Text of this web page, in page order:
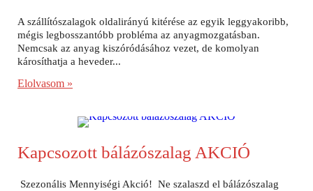
A szállítószalagok oldalirányú kitérése az egyik leggyakoribb,
mégis legbosszantóbb probléma az anyagmozgatásban.
Nemcsak az anyag kiszóródásához vezet, de komolyan
károsíthatja a heveder...
Elolvasom »
Kapcsozott bálázószalag AKCIÓ
Szezonális Mennyiségi Akció! Ne szalaszd el bálázószalag